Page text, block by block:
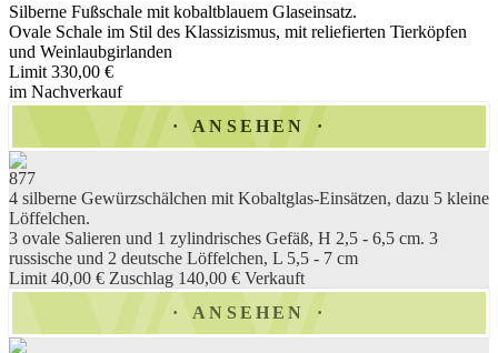
Silberne Fußschale mit kobaltblauem Glaseinsatz.
Ovale Schale im Stil des Klassizismus, mit reliefierten Tierköpfen
und Weinlaubgirlanden
Limit 330,00 €
im Nachverkauf
ANSEHEN
877
4 silberne Gewürzschälchen mit Kobaltglas-Einsätzen, dazu 5 kleine
Löffelchen.
3 ovale Salieren und 1 zylindrisches Gefäß, H 2,5 - 6,5 cm. 3
russische und 2 deutsche Löffelchen, L 5,5 - 7 cm
Limit 40,00 € Zuschlag 140,00 € Verkauft
ANSEHEN